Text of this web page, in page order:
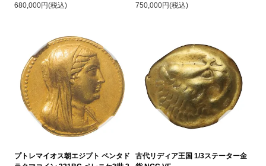
680,000円(税込)
750,000円(税込)
プトレマイオス朝エジプト ペンタド
古代リディア王国 1/3ステーター金